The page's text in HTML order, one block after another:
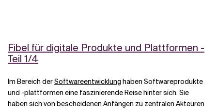
Fibel für digitale Produkte und Plattformen -
Teil 1/4
Im Bereich derSoftwareentwicklung haben Softwareprodukte
und -plattformen eine faszinierende Reise hinter sich. Sie
haben sich von bescheidenen Anfängen zu zentralen Akteuren